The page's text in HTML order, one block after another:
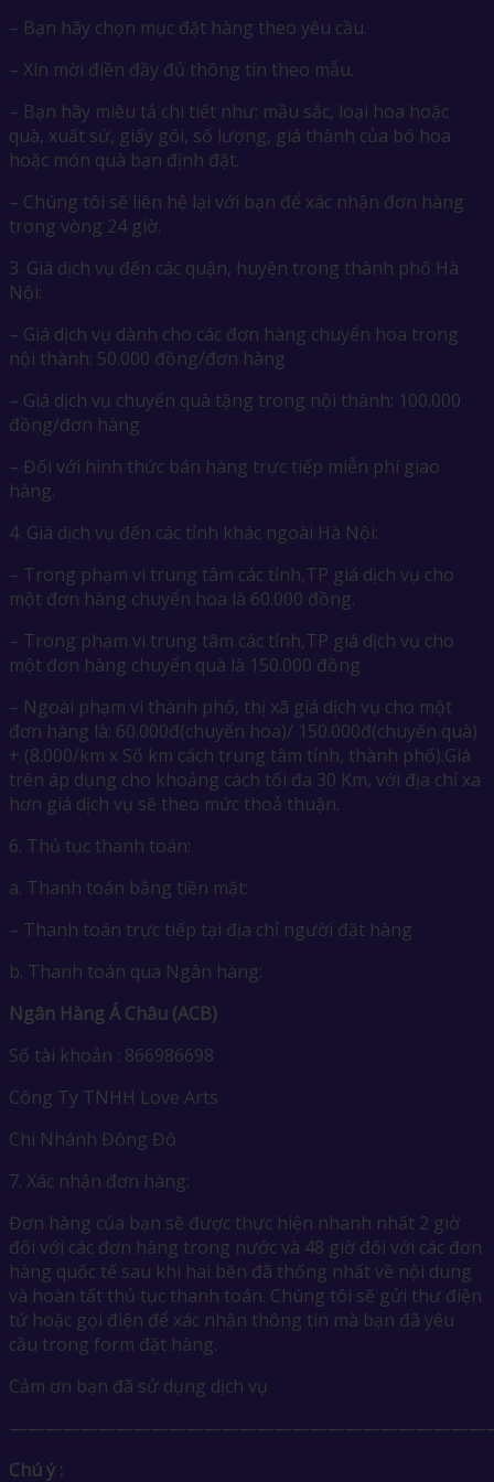
– Bạn hãy chọn mục đặt hàng theo yêu cầu.
– Xin mời điền đầy đủ thông tin theo mẫu.
– Bạn hãy miêu tả chi tiết như: mầu sắc, loại hoa hoặc
quà, xuất sứ, giấy gói, số lượng, giá thành của bó hoa
hoặc món quà bạn định đặt.
– Chúng tôi sẽ liên hệ lại với bạn để xác nhận đơn hàng
trong vòng 24 giờ.
3. Giá dịch vụ đến các quận, huyện trong thành phố Hà
Nội:
– Giá dịch vụ dành cho các đơn hàng chuyển hoa trong
nội thành: 50.000 đồng/đơn hàng
– Giá dịch vụ chuyển quà tặng trong nội thành: 100.000
đồng/đơn hàng
– Đối với hình thức bán hàng trực tiếp miễn phí giao
hàng.
4. Giá dịch vụ đến các tỉnh khác ngoài Hà Nội:
– Trong phạm vi trung tâm các tỉnh,TP giá dịch vụ cho
một đơn hàng chuyển hoa là 60.000 đồng.
– Trong phạm vi trung tâm các tỉnh,TP giá dịch vụ cho
một đơn hàng chuyển quà là 150.000 đồng
– Ngoài phạm vi thành phố, thị xã giá dịch vụ cho một
đơn hàng là: 60.000đ(chuyển hoa)/ 150.000đ(chuyển quà)
+ (8.000/km x Số km cách trung tâm tỉnh, thành phố).Giá
trên áp dụng cho khoảng cách tối đa 30 Km, với địa chỉ xa
hơn giá dịch vụ sẽ theo mức thoả thuận.
6. Thủ tục thanh toán:
a. Thanh toán bằng tiền mặt:
– Thanh toán trực tiếp tại địa chỉ người đặt hàng
b. Thanh toán qua Ngân hàng:
Ngân Hàng Á Châu (ACB)
Số tài khoản : 866986698
Công Ty TNHH Love Arts
Chi Nhánh Đông Đô
7. Xác nhận đơn hàng:
Đơn hàng của bạn sẽ được thực hiện nhanh nhất 2 giờ
đối với các đơn hàng trong nước và 48 giờ đối với các đơn
hàng quốc tế sau khi hai bên đã thống nhất về nội dung
và hoàn tất thủ tục thanh toán. Chúng tôi sẽ gửi thư điện
tử hoặc gọi điện để xác nhận thông tin mà bạn đã yêu
cầu trong form đặt hàng.
Cảm ơn bạn đã sử dụng dịch vụ
Chú ý :